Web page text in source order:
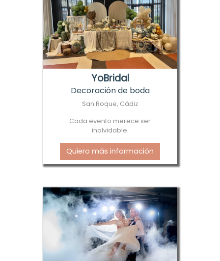
YoBridal
Decoración de boda
San Roque, Cádiz
Cada evento merece ser
inolvidable.
Quiero más información